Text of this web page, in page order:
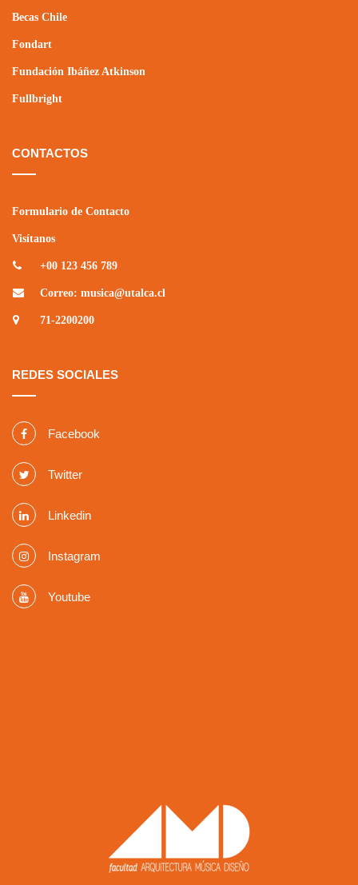
Becas Chile
Fondart
Fundación Ibáñez Atkinson
Fullbright
CONTACTOS
Formulario de Contacto
Visítanos
+00 123 456 789
Correo: musica@utalca.cl
71-2200200
REDES SOCIALES
Facebook
Twitter
Linkedin
Instagram
Youtube